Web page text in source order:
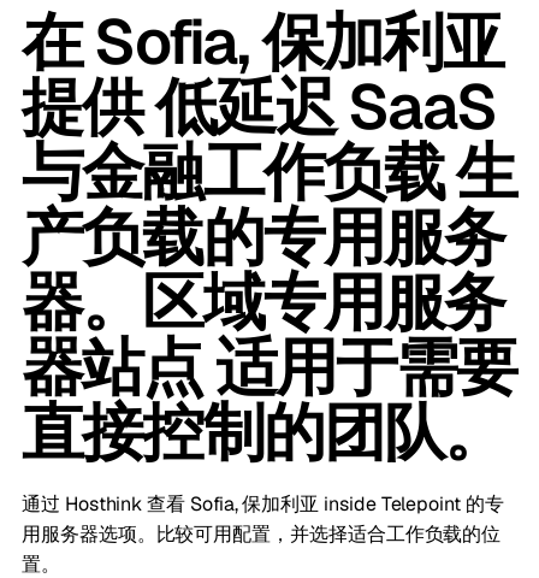
在 Sofia, 保加利亚
提供 低延迟 SaaS
与金融工作负载 生
产负载的专用服务
器。区域专用服务
器站点 适用于需要
直接控制的团队。
通过 Hosthink 查看 Sofia, 保加利亚 inside Telepoint 的专
用服务器选项。比较可用配置，并选择适合工作负载的位
置。